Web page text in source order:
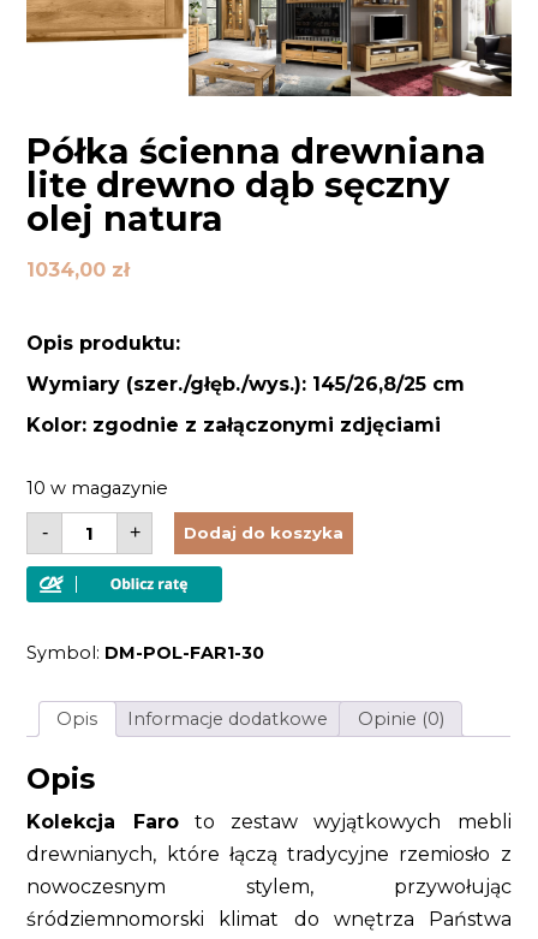
Półka ścienna drewniana
lite drewno dąb sęczny
olej natura
1034,00 zł
Opis produktu:
Wymiary (szer./głęb./wys.): 145/26,8/25 cm
Kolor: zgodnie z załączonymi zdjęciami
10 w magazynie
-
ilość
Półka
ścienna
drewniana
lite
sęczny
+ Dodaj do koszyka
Symbol: DM-POL-FAR1-30
Opis Informacje dodatkowe Opinie (0)
Opis
Kolekcja Faroto zestaw wyjątkowych mebli
drewnianych, które łączą tradycyjne rzemiosło z
nowoczesnym stylem, przywołując
śródziemnomorski klimat do wnętrza Państwa